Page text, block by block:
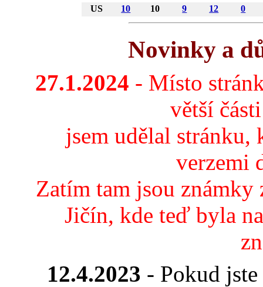
US
10 10 9 12 0
Novinky a
27.1.2024 - Místo
větší
jsem udělal
verzemi
Zatím tam jsou
Jičín, kde teď byla
12.4.2023 - Pokud